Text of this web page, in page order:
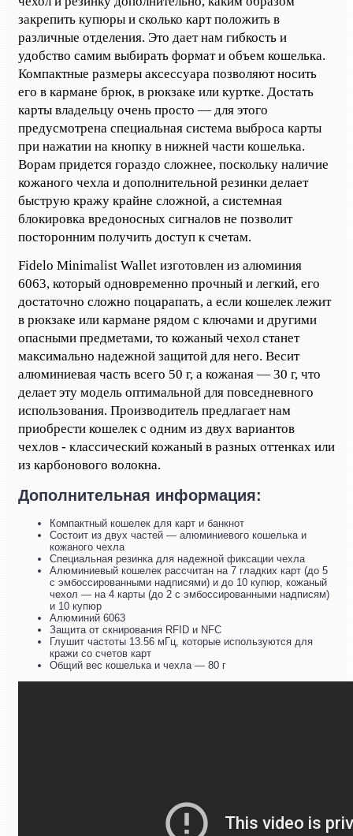
закрепить купюры и сколько карт положить в
различные отделения. Это дает нам гибкость и
удобство самим выбирать формат и объем кошелька.
Компактные размеры аксессуара позволяют носить
его в кармане брюк, в рюкзаке или куртке. Достать
карты владельцу очень просто — для этого
предусмотрена специальная система выброса карты
при нажатии на кнопку в нижней части кошелька.
Ворам придется гораздо сложнее, поскольку наличие
кожаного чехла и дополнительной резинки делает
быструю кражу крайне сложной, а системная
блокировка вредоносных сигналов не позволит
посторонним получить доступ к счетам.
Fidelo Minimalist Wallet изготовлен из алюминия
6063, который одновременно прочный и легкий, его
достаточно сложно поцарапать, а если кошелек лежит
в рюкзаке или кармане рядом с ключами и другими
опасными предметами, то кожаный чехол станет
максимально надежной защитой для него. Весит
алюминиевая часть всего 50 г, а кожаная — 30 г, что
делает эту модель оптимальной для повседневного
использования. Производитель предлагает нам
приобрести кошелек с одним из двух вариантов
чехлов - классический кожаный в разных оттенках или
из карбонового волокна.
Дополнительная информация:
Компактный кошелек для карт и банкнот
Состоит из двух частей — алюминиевого кошелька и
кожаного чехла
Специальная резинка для надежной фиксации чехла
Алюминиевый кошелек рассчитан на 7 гладких карт (до 5
с эмбоссированными надписями) и до 10 купюр, кожаный
чехол — на 4 карты (до 2 с эмбоссированными надписям)
и 10 купюр
Алюминий 6063
Защита от скнирования RFID и NFC
Глушит частоты 13.56 мГц, которые используются для
кражи со счетов карт
Общий вес кошелька и чехла — 80 г